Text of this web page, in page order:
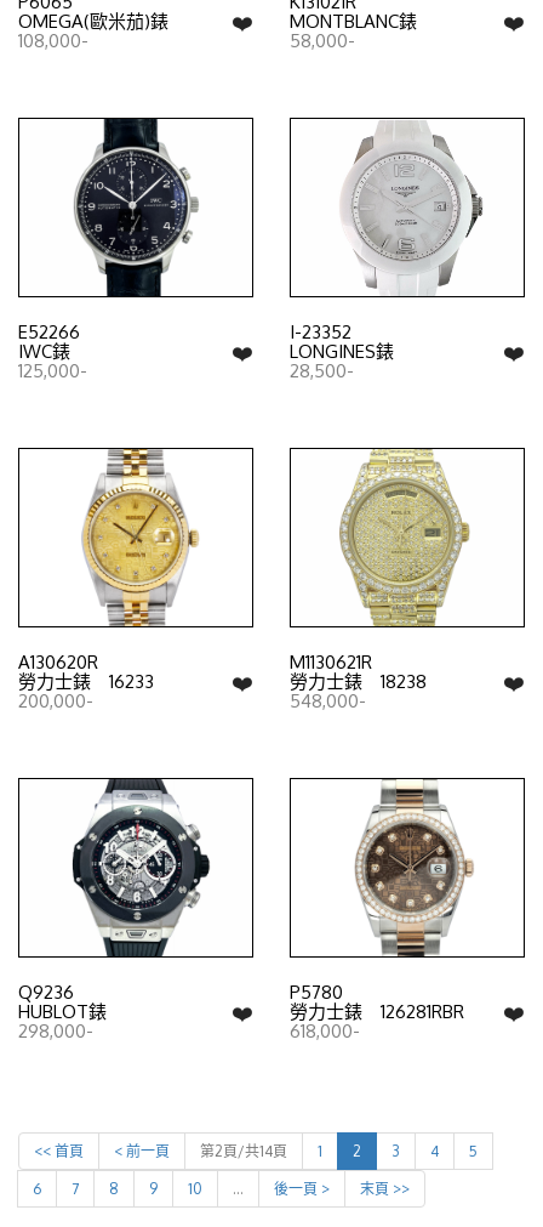
❤️
OMEGA(歐米茄)錶
108,000-
❤️
MONTBLANC錶
58,000-
E52266
❤️
IWC錶
125,000-
I-23352
❤️
LONGINES錶
28,500-
A130620R
❤️
勞力士錶 16233
200,000-
M1130621R
❤️
勞力士錶 18238
548,000-
Q9236
❤️
HUBLOT錶
298,000-
P5780
❤️
勞力士錶 126281RBR
618,000-
<< 首頁 < 前一頁 第2頁/共14頁 1 2 3 4 5
6 7 8 9 10 … 後一頁 > 末頁 >>